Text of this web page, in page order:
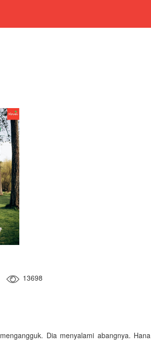
13698
Dia menyalami abangnya. Hana